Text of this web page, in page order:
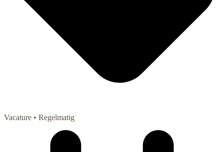
Vacature • Regelmatig